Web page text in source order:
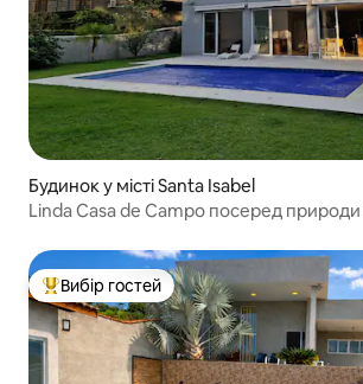
Будинок у місті Santa Isabel
Linda Casa de Campo посеред природи
Топ вибір гостей
Вибір гостей